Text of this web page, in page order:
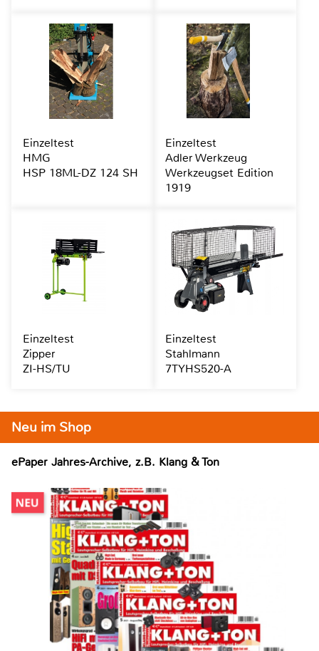
Neu im Shop
ePaper Jahres-Archive, z.B. Klang & Ton
Einzeltest
HMG
HSP 18ML-DZ 124 SH
Einzeltest
Adler Werkzeug
Werkzeugset Edition
1919
Einzeltest
Zipper
ZI-HS/TU
Einzeltest
Stahlmann
7TYHS520-A